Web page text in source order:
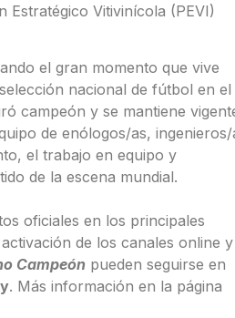
Estratégico Vitivinícola (PEVI)
el gran momento que vive
nacional de fútbol en el
campeón y se mantiene
de enólogos/as, ingenieros/
el trabajo en equipo y
de la escena mundial.
oficiales en los principales
de los canales online y
Campeónpueden seguirse en
. Más información en la página